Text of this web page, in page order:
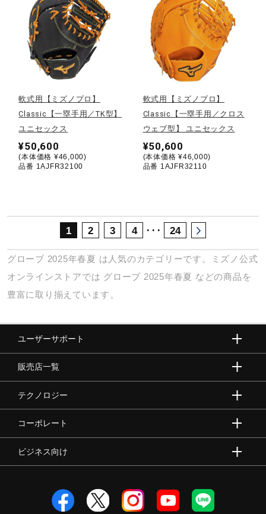
直営店一覧
取扱店一覧
軟式用【ミズノプロ】
Classic【一塁手用／TK型】
ユニセックス
¥50,600
(本体価格 ¥46,000)
品番 1AJFR32100
軟式用【ミズノプロ】
Classic【一塁手用／クロス
ウェブ型】 ユニセックス
¥50,600
(本体価格 ¥46,000)
品番 1AJFR32110
1 2 3 4 ･･･ 24
グローブ 2025年春夏 は人気のカテゴリーです。ミズノ公式
オンラインストアでは グローブ 2025年春夏 などの商品を
豊富に取り揃えています。
ユーザーサポート
販売店一覧
テクノロジー
コーポレート
ビジネス向け